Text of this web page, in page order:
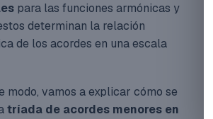
para las funciones armónicas y
determinan la relación
de los acordes en una escala
modo, vamos a explicar cómo se
tríada de acordes menores en